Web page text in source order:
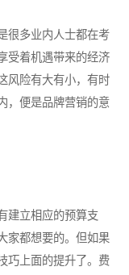
多业内人士都在考
受着机遇带来的经济
风险有大有小，有时
，便是品牌营销的意
立相应的预算支
家都想要的。但如果
巧上面的提升了。费